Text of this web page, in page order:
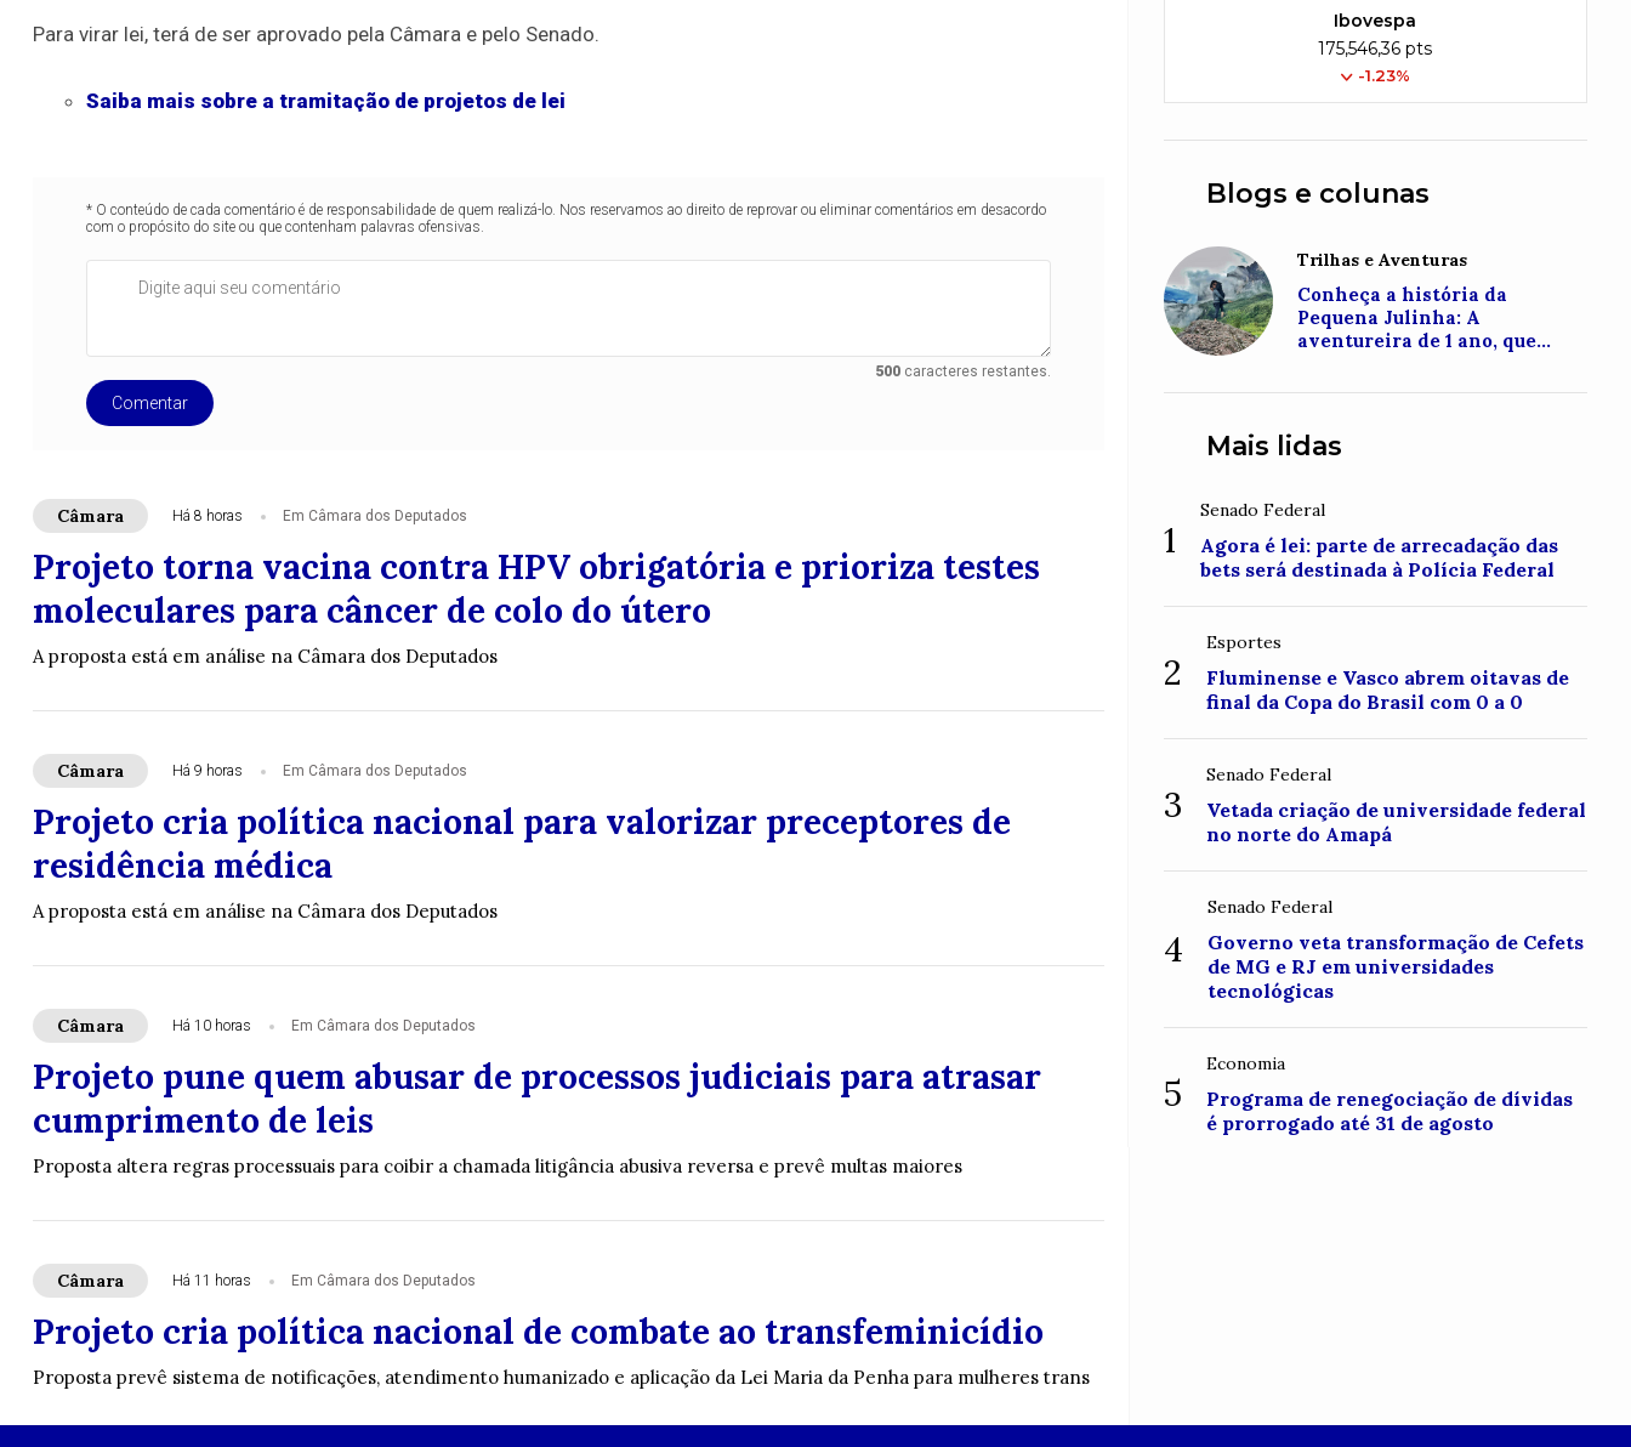
Para virar lei, terá de ser aprovado pela Câmara e pelo Senado.
Saiba mais sobre a tramitação de projetos de lei
* O conteúdo de cada comentário é de responsabilidade de quem realizá-lo. Nos reservamos ao direito de reprovar ou eliminar comentários em desacordo
com o propósito do site ou que contenham palavras ofensivas.
500caracteres restantes.
Comentar
Câmara Há 8 horas Em Câmara dos Deputados
Projeto torna vacina contra HPV obrigatória e prioriza testes
moleculares para câncer de colo do útero
A proposta está em análise na Câmara dos Deputados
Câmara Há 9 horas Em Câmara dos Deputados
Projeto cria política nacional para valorizar preceptores de
residência médica
A proposta está em análise na Câmara dos Deputados
Câmara Há 10 horas Em Câmara dos Deputados
Projeto pune quem abusar de processos judiciais para atrasar
cumprimento de leis
Proposta altera regras processuais para coibir a chamada litigância abusiva reversa e prevê multas maiores
Câmara Há 11 horas Em Câmara dos Deputados
Projeto cria política nacional de combate ao transfeminicídio
Proposta prevê sistema de notificações, atendimento humanizado e aplicação da Lei Maria da Penha para mulheres trans
Ibovespa
175,546,36 pts
-1.23%
Blogs e colunas
Trilhas e Aventuras
Conheça a história da
Pequena Julinha: A
aventureira de 1 ano, que
Roraima
Mais lidas
1
Senado Federal
Agora é lei: parte de arrecadação das
bets será destinada à Polícia Federal
2
Esportes
Fluminense e Vasco abrem oitavas de
final da Copa do Brasil com 0 a 0
3
Senado Federal
Vetada criação de universidade federal
no norte do Amapá
4
Senado Federal
Governo veta transformação de Cefets
de MG e RJ em universidades
tecnológicas
5
Economia
Programa de renegociação de dívidas
é prorrogado até 31 de agosto